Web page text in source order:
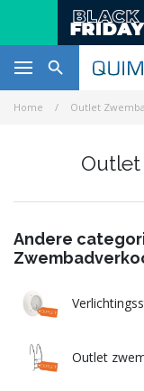

Home Outlet
Andere
Outlet